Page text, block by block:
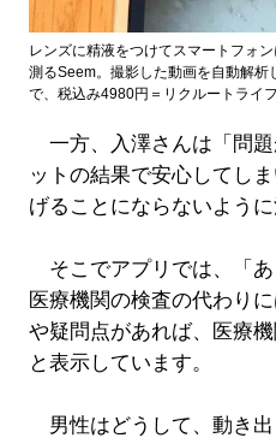
レンズに精液をつけてスマートフォ
測るSeem。撮影した動画を自動解
で、税込み4980円＝リクルートライ
一方、入澤さんは「問
ットの結果で安心してし
げることにならないよう
そこでアプリでは、「あ
医療機関の検査の代わり
や疑問点があれば、医療
と表示しています。
男性はどうして、動き